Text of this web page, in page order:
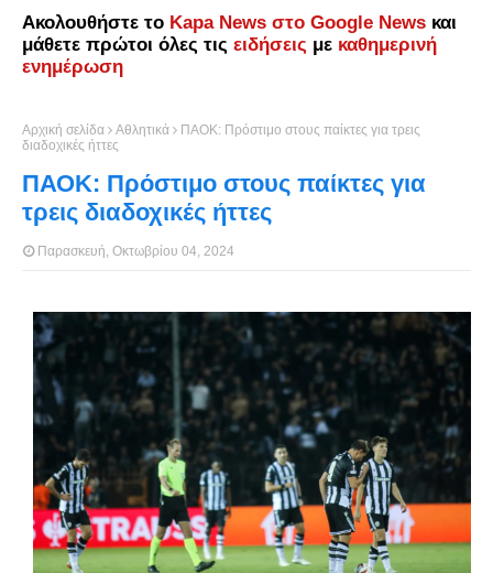
Ακολουθήστε το Kapa News στο Google News και
μάθετε πρώτοι όλες τις ειδήσεις με καθημερινή
ενημέρωση
Αρχική σελίδα Αθλητικά
ΠΑΟΚ: Πρόστιμο στους παίκτες για τρεις
διαδοχικές ήττες
ΠΑΟΚ: Πρόστιμο στους παίκτες για
τρεις διαδοχικές ήττες
Παρασκευή, Οκτωβρίου 04, 2024